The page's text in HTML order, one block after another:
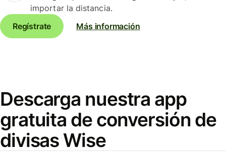
importar la distancia.
Regístrate
Más información
Descarga nuestra app
gratuita de conversión de
divisas Wise